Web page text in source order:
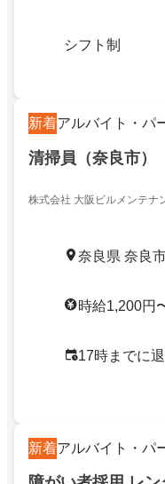
シフト制
新着アルバイト・パ
清掃員（奈良市）
株式会社 大阪ビルメンテナ
奈良県 奈良
時給1,200円
17時までに
新着アルバイト・パ